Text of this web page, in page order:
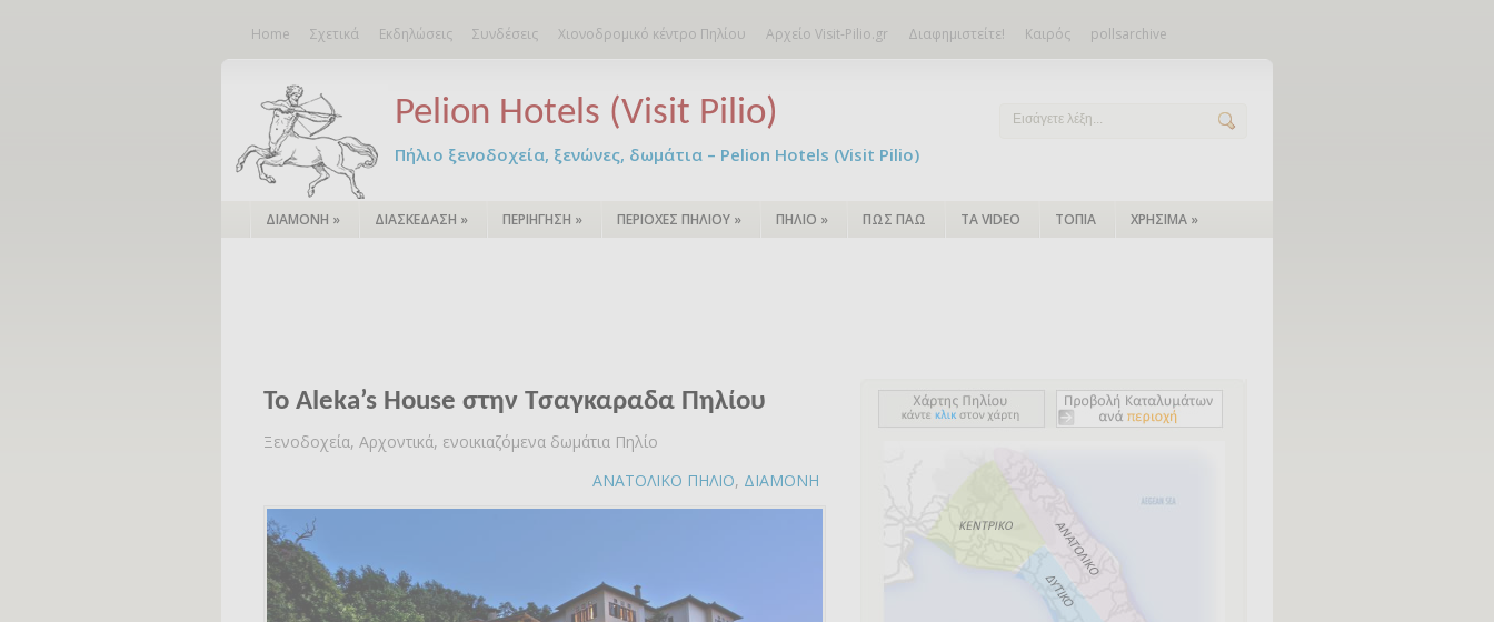
Home Σχετικά Εκδηλώσεις Συνδέσεις Χιονοδρομικό κέντρο Πηλίου Αρχείο Visit-Pilio.gr Διαφημιστείτε! Καιρός pollsarchive
Pelion Hotels (Visit Pilio)
Πήλιο ξενοδοχεία, ξενώνες, δωμάτια – Pelion Hotels (Visit Pilio)
ΔΙΑΜΟΝΗ » ΔΙΑΣΚΕΔΑΣΗ » ΠΕΡΙΗΓΗΣΗ » ΠΕΡΙΟΧΕΣ ΠΗΛΙΟΥ » ΠΗΛΙΟ » ΠΩΣ ΠΑΩ ΤΑ VIDEO ΤΟΠΙΑ ΧΡΗΣΙΜΑ »
Το Aleka’s House στην Τσαγκαραδα Πηλίου
Ξενοδοχεία, Αρχοντικά, ενοικιαζόμενα δωμάτια Πηλίο
ΑΝΑΤΟΛΙΚΟ ΠΗΛΙΟ, ΔΙΑΜΟΝΗ